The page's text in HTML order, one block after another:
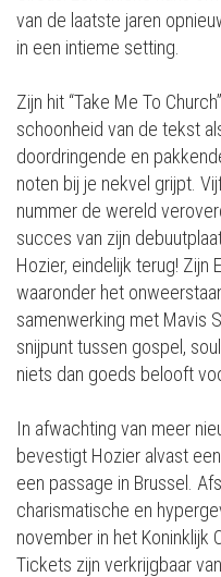
van de laatste jaren
in een intieme setting.
Zijn hit “Take Me To
schoonheid van de tekst
doordringende en
noten bij je nekvel grijpt.
nummer de wereld
succes van zijn
Hozier, eindelijk terug! Zijn
waaronder het
samenwerking met Mavis
snijpunt tussen gospel,
niets dan goeds belooft
In afwachting van meer
bevestigt Hozier alvast
een passage in Brussel.
charismatische en
november in het Koninklijk
Tickets zijn verkrijgbaar